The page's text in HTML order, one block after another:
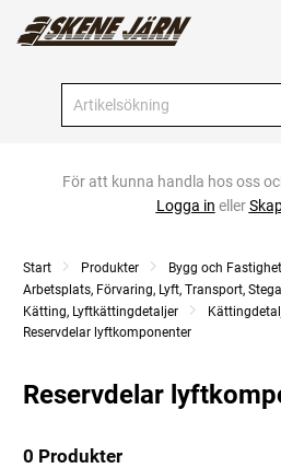
För att kunna handla hos oss
Logga in eller
Start Produkter
Bygg och Fastighet
Arbetsplats, Förvaring, Lyft, Transport,
Kätting, Lyftkättingdetaljer
Reservdelar lyftkomponenter
Reservdelar
0 Produkter